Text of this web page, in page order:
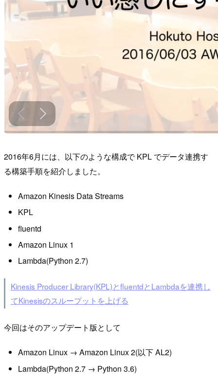
2016年6月には、以下のような構成で KPL でデータ連携す
る構築手順を紹介しました。
Amazon Kinesis Data Streams
KPL
fluentd
Amazon Linux 1
Lambda(Python 2.7)
Kinesis Producer Library(KPL)とfluentdとLambdaを連携し
てKinesisのスループットを上げる
今回はそのアップデート版として
Amazon Linux → Amazon Linux 2(以下 AL2)
Lambda(Python 2.7 → Python 3.6)